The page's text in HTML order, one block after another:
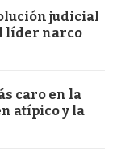
judicial
líder narco
caro en la
atípico y la